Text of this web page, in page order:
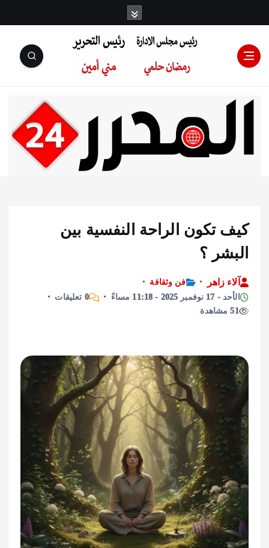
رئيس مجلس
الإدارة: رمضان
التحرير:مني أمين
كيف تكون الراحة النفسية بين
البشر ؟
آلاء زاهر
فن وثقافة
الأحد - 17 نوفمبر 2025 - 11:18 مساءً
0 تعليقات
51 مشاهدة